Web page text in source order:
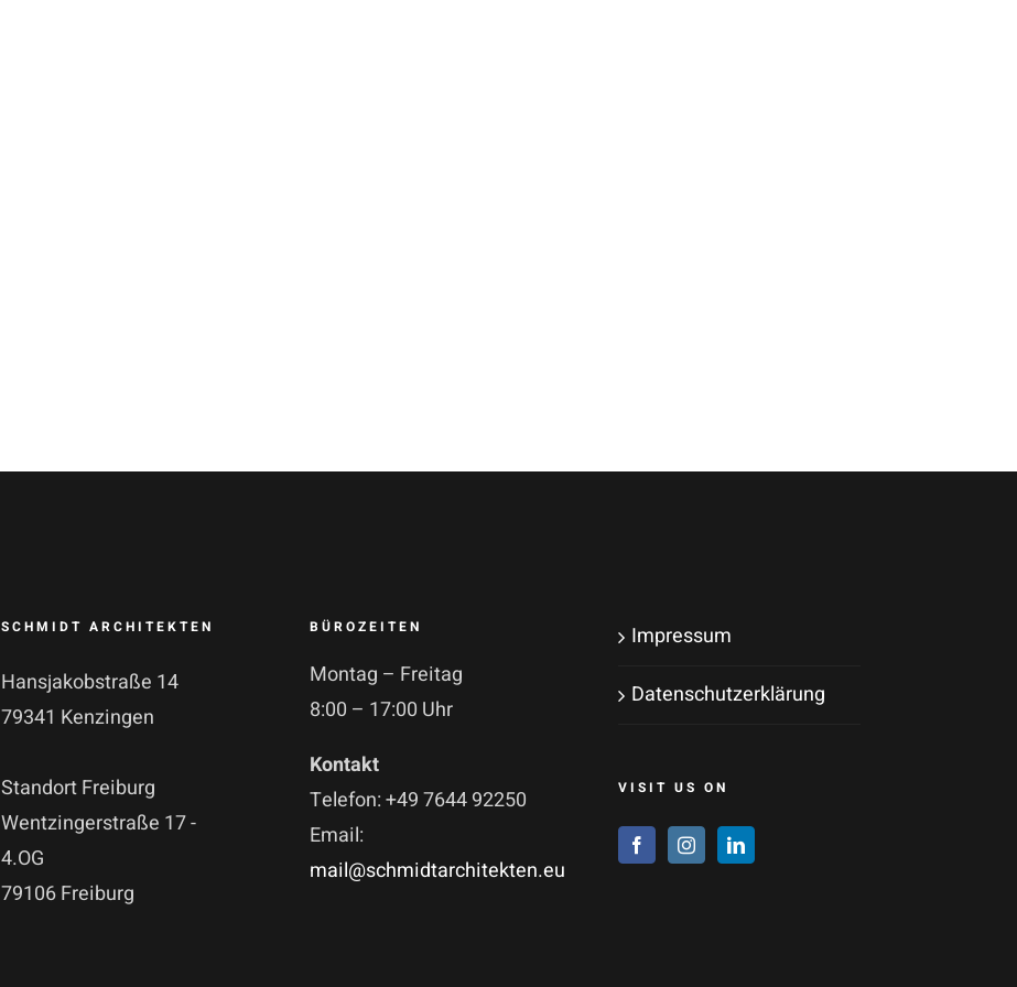
SCHMIDT ARCHITEKTEN
Hansjakobstraße 14
79341 Kenzingen
Standort Freiburg
Wentzingerstraße 17 -
4.OG
79106 Freiburg
BÜROZEITEN
Montag – Freitag
8:00 – 17:00 Uhr
Kontakt
Telefon: +49 7644 92250
Email:
mail@schmidtarchitekten.eu
Impressum
Datenschutzerklärung
VISIT US ON